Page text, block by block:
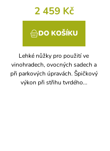
2 459 Kč
DO KOŠÍKU
Lehké nůžky pro použití ve
vinohradech, ovocných sadech a
při parkových úpravách. Špičkový
výkon při střihu tvrdého...